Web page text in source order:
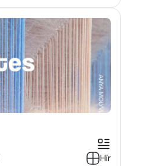
névsora megtekinthető
Hír